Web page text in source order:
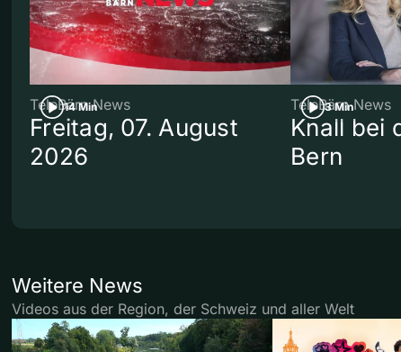
14 Min
TeleBärn News
Freitag, 07. August
2026
3 Min
TeleBärn News
Knall bei
Bern
Weitere News
Videos aus der Region, der Schweiz und aller Welt